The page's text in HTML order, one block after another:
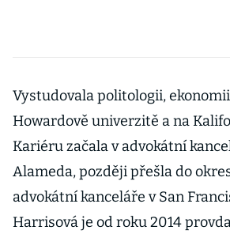
Vystudovala politologii,
Howardově univerzitě a na
Kariéru začala v advokátní
Alameda, později přešla do
advokátní kanceláře v San
Harrisová je od roku 2014